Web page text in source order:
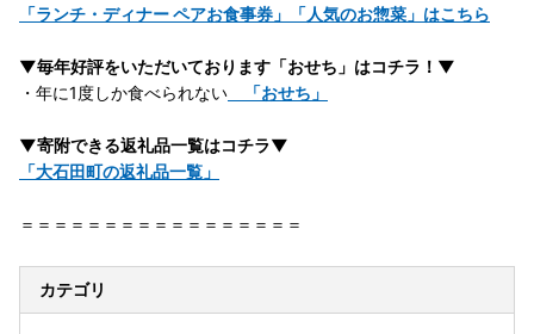
「ランチ・ディナー ペアお食事券」「人気のお惣菜」はこちら
▼毎年好評をいただいております「おせち」はコチラ！▼
・年に1度しか食べられない
「おせち」
▼寄附できる返礼品一覧はコチラ▼
「大石田町の返礼品一覧」
＝＝＝＝＝＝＝＝＝＝＝＝＝＝＝＝＝
カテゴリ